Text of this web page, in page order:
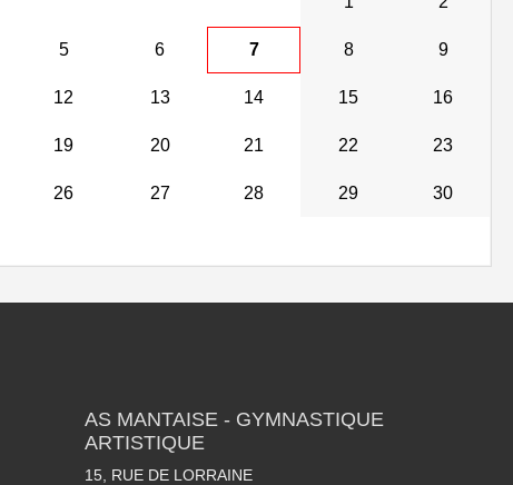
5 6 7 8 9
12 13 14 15 16
19 20 21 22 23
26 27 28 29 30
AS MANTAISE - GYMNASTIQUE
ARTISTIQUE
15, RUE DE LORRAINE